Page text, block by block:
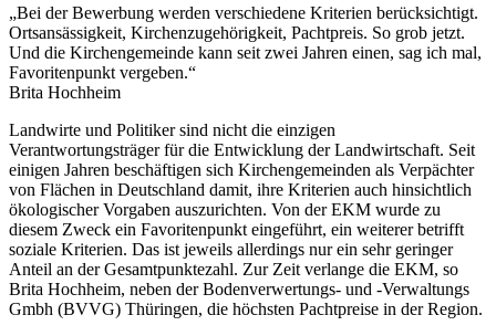
„Bei der Bewerbung werden verschiedene Kriterien berücksichtigt.
Ortsansässigkeit, Kirchenzugehörigkeit, Pachtpreis. So grob jetzt.
Und die Kirchengemeinde kann seit zwei Jahren einen, sag ich mal,
Favoritenpunkt vergeben.“
Brita Hochheim
Landwirte und Politiker sind nicht die einzigen
Verantwortungsträger für die Entwicklung der Landwirtschaft. Seit
einigen Jahren beschäftigen sich Kirchengemeinden als Verpächter
von Flächen in Deutschland damit, ihre Kriterien auch hinsichtlich
ökologischer Vorgaben auszurichten. Von der EKM wurde zu
diesem Zweck ein Favoritenpunkt eingeführt, ein weiterer betrifft
soziale Kriterien. Das ist jeweils allerdings nur ein sehr geringer
Anteil an der Gesamtpunktezahl. Zur Zeit verlange die EKM, so
Brita Hochheim, neben der Bodenverwertungs- und -Verwaltungs
Gmbh (BVVG) Thüringen, die höchsten Pachtpreise in der Region.